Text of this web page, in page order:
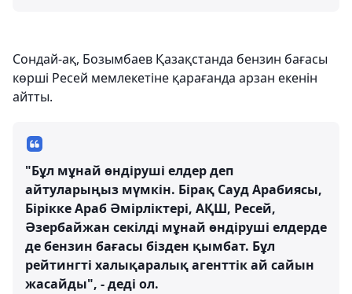
Сондай-ақ, Бозымбаев Қазақстанда бензин бағасы
көрші Ресей мемлекетіне қарағанда арзан екенін
айтты.
"Бұл мұнай өндіруші елдер деп
айтуларыңыз мүмкін. Бірақ Сауд Арабиясы,
Бірікке Араб Әмірліктері, АҚШ, Ресей,
Әзербайжан секілді мұнай өндіруші елдерде
де бензин бағасы бізден қымбат. Бұл
рейтингті халықаралық агенттік ай сайын
жасайды", - деді ол.